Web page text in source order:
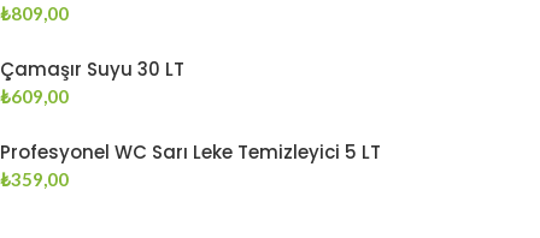
₺809,00
Çamaşır Suyu 30 LT
₺609,00
Profesyonel WC Sarı Leke Temizleyici 5 LT
₺359,00